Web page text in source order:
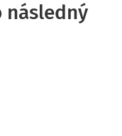
následný